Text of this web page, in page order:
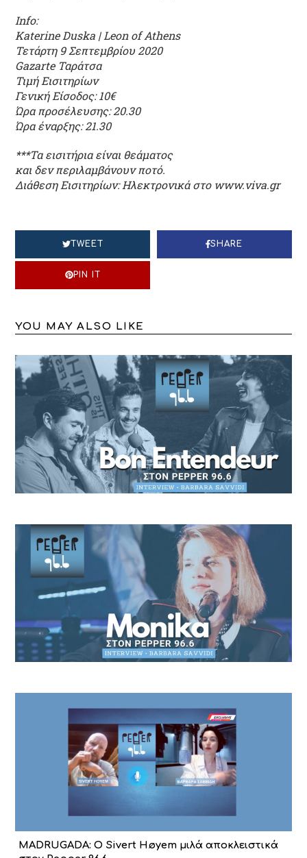
Info:
Katerine Duska | Leon of Athens
Τετάρτη 9 Σεπτεμβρίου 2020
Gazarte Ταράτσα
Τιμή Εισιτηρίων
Γενική Είσοδος: 10€
Ώρα προσέλευσης: 20.30
Ώρα έναρξης: 21.30
***Τα εισιτήρια είναι θεάματος
και δεν περιλαμβάνουν ποτό.
Διάθεση Εισιτηρίων:Ηλεκτρονικά στο www.viva.gr
TWEET SHARE
PIN IT
YOU MAY ALSO LIKE
MADRUGADA: Ο Sivert Høyem μιλά αποκλειστικά